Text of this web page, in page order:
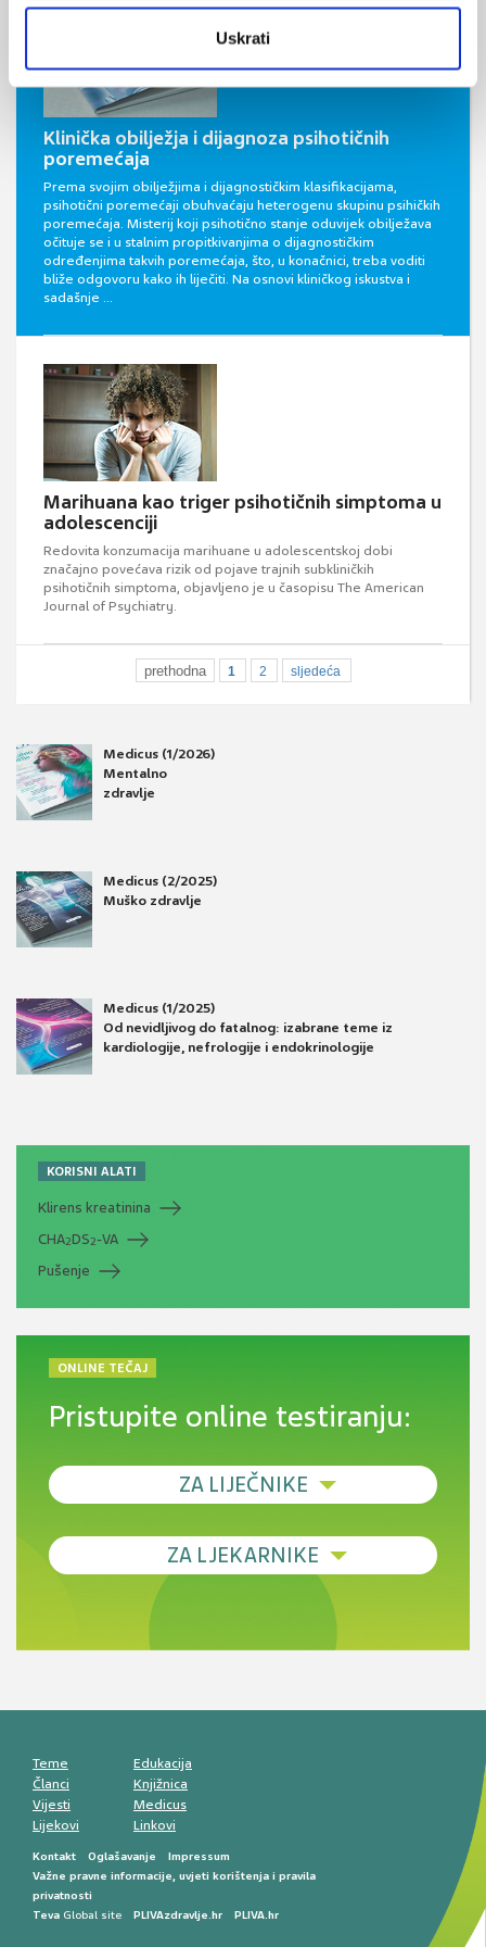
Uskrati
Klinička obilježja i dijagnoza psihotičnih
poremećaja
Prema svojim obilježjima i dijagnostičkim klasifikacijama,
psihotični poremećaji obuhvaćaju heterogenu skupinu psihičkih
poremećaja. Misterij koji psihotično stanje oduvijek obilježava
očituje se i u stalnim propitkivanjima o dijagnostičkim
određenjima takvih poremećaja, što, u konačnici, treba voditi
bliže odgovoru kako ih liječiti. Na osnovi kliničkog iskustva i
sadašnje ...
Marihuana kao triger psihotičnih simptoma u
adolescenciji
Redovita konzumacija marihuane u adolescentskoj dobi
značajno povećava rizik od pojave trajnih subkliničkih
psihotičnih simptoma, objavljeno je u časopisu The American
Journal of Psychiatry.
prethodna 1 2 sljedeća
Medicus (1/2026)
Mentalno
zdravlje
Medicus (2/2025)
Muško zdravlje
Medicus (1/2025)
Od nevidljivog do fatalnog: izabrane teme iz
kardiologije, nefrologije i endokrinologije
KORISNI ALATI
Klirens kreatinina
CHA2DS2-VA
Pušenje
ONLINE TEČAJ
Pristupite online testiranju:
ZA LIJEČNIKE
Debljina - od prevencije do personalizirane
Novi pogled na migrenu: komorbiditeti, spolne
razlike i nove terapije
smetnji do rane onkološke dijagnostike
ZA LJEKARNIKE
Antikoagulansi u ljekarničkoj praksi –
Teme
Članci
Vijesti
Lijekovi
Edukacija
Knjižnica
Medicus
Linkovi
Kontakt Oglašavanje
Impressum
Važne pravne informacije, uvjeti korištenja i pravila
privatnosti
Teva Global site PLIVAzdravlje.hr PLIVA.hr